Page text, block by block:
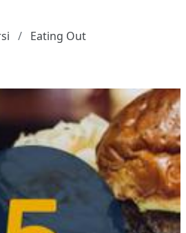
Eating Out